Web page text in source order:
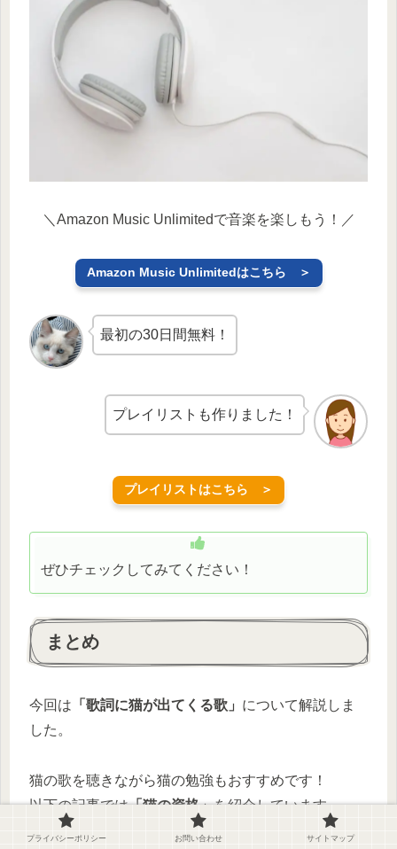
＼Amazon Music Unlimitedで音楽を楽しもう！／
Amazon Music Unlimitedはこちら ＞
最初の30日間無料！
プレイリストも作りました！
プレイリストはこちら ＞
ぜひチェックしてみてください！
まとめ
今回は 「歌詞に猫が出てくる歌」 について解説しま
した。
猫の歌を聴きながら猫の勉強もおすすめです！
以下の記事では「猫の資格」を紹介しています。
こちらもぜひチェックしてみてください！
プライバシーポリシー お問い合わせ サイトマップ